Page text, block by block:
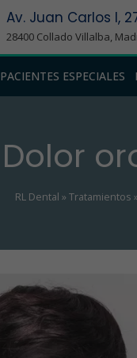
Av. Juan Carlos I,
28400 Collado Villalba,
PACIENTES ESPECIALES
Dolor
RL Dental » Tratamientos »